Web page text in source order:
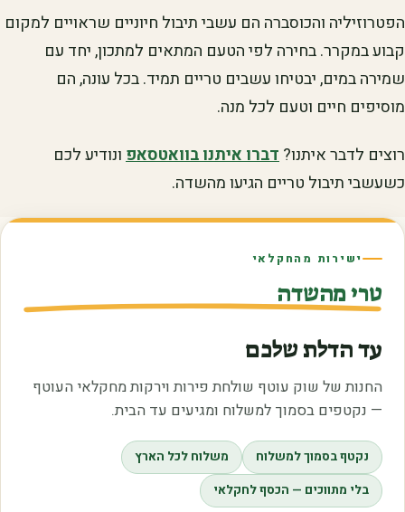
הפטרוזיליה והכוסברה הם עשבי תיבול חיוניים שראויים למקום
קבוע במקרר. בחירה לפי הטעם המתאים למתכון, יחד עם
שמירה במים, יבטיחו עשבים טריים תמיד. בכל עונה, הם
מוסיפים חיים וטעם לכל מנה.
רוצים לדבר איתנו?דברו איתנו בוואטסאפונודיע לכם
כשעשבי תיבול טריים הגיעו מהשדה.
ישירות מהחקלאי
טרי מהשדה
עד הדלת שלכם
החנות של שוק עוטף שולחת פירות וירקות מחקלאי העוטף
— נקטפים בסמוך למשלוח ומגיעים עד הבית.
נקטף בסמוך למשלוח
משלוח לכל הארץ
בלי מתווכים — הכסף לחקלאי